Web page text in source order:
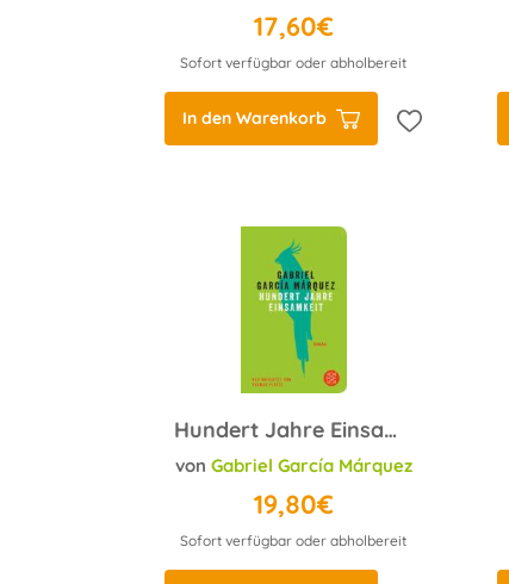
17,60€
Sofort verfügbar oder abholbereit
In den Warenkorb
Hundert Jahre Einsamkeit
von Gabriel García Márquez
19,80€
Sofort verfügbar oder abholbereit